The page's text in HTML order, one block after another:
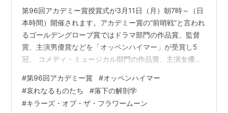
第96回アカデミー賞授賞式が3月11日（月）朝7時～（日
本時間）開催されます。アカデミー賞の”前哨戦”と言われ
るゴールデングローブ賞ではドラマ部門の作品賞、監督
賞、主演男優賞などを「オッペンハイマー」が受賞し5
冠。 コメディ・ミュージカル部門の作品賞、主演女優賞
が席巻するのか…？ 日本映画では①国際長編映画賞
「PERFECT DAYS」②長編アニメ映画賞「君たちはどう
生きるか」③視覚効果賞「ゴジラ‐1.0」の3作品の行方が
#第96回アカデミー賞 #オッペンハイマー
#哀れなるものたち #落下の解剖学
#キラーズ・オブ・ザ・フラワームーン